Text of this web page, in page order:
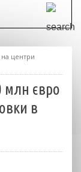
центри
млн євро
в